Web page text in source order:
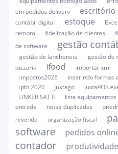
em pedidos delivery
escritório
contábil digital
estoque
remoto
fidelização de clientes
de software
gestão
gestão de lanchonete
gestão de
pizzaria
ifood importar xml
impostos2026 inserindo formas
ipbt 2020
juxtago
LINKER SAT II
lista equipamentos
entrada
notas duplicadas
revenda
organização fiscal
software
pedidos
contador